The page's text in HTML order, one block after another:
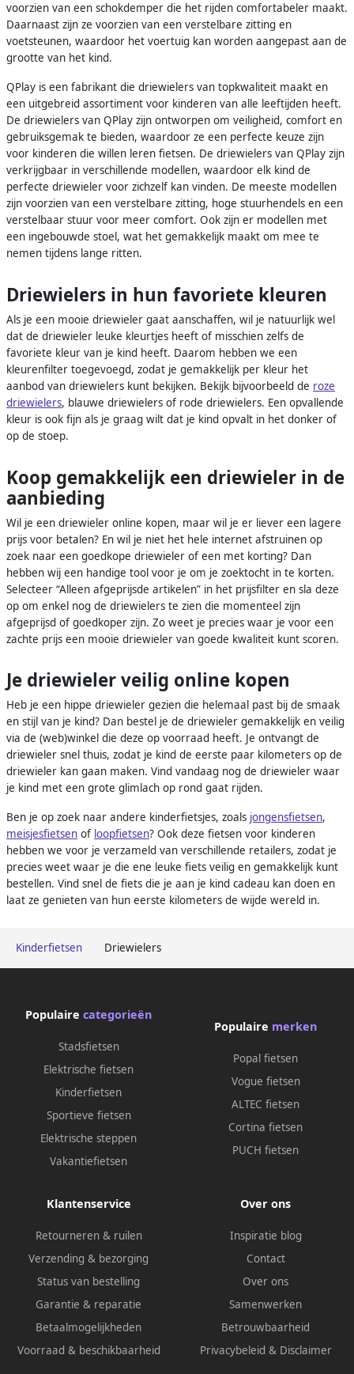
Kinderfietsen Driewielers
voorzien van een schokdemper die het rijden comfortabeler maakt.
Daarnaast zijn ze voorzien van een verstelbare zitting en
voetsteunen, waardoor het voertuig kan worden aangepast aan de
grootte van het kind.
QPlay is een fabrikant die driewielers van topkwaliteit maakt en
een uitgebreid assortiment voor kinderen van alle leeftijden heeft.
De driewielers van QPlay zijn ontworpen om veiligheid, comfort en
gebruiksgemak te bieden, waardoor ze een perfecte keuze zijn
voor kinderen die willen leren fietsen. De driewielers van QPlay zijn
verkrijgbaar in verschillende modellen, waardoor elk kind de
perfecte driewieler voor zichzelf kan vinden. De meeste modellen
zijn voorzien van een verstelbare zitting, hoge stuurhendels en een
verstelbaar stuur voor meer comfort. Ook zijn er modellen met
een ingebouwde stoel, wat het gemakkelijk maakt om mee te
nemen tijdens lange ritten.
Driewielers in hun favoriete kleuren
Als je een mooie driewieler gaat aanschaffen, wil je natuurlijk wel
dat de driewieler leuke kleurtjes heeft of misschien zelfs de
favoriete kleur van je kind heeft. Daarom hebben we een
kleurenfilter toegevoegd, zodat je gemakkelijk per kleur het
aanbod van driewielers kunt bekijken. Bekijk bijvoorbeeld de roze
driewielers, blauwe driewielers of rode driewielers. Een opvallende
kleur is ook fijn als je graag wilt dat je kind opvalt in het donker of
op de stoep.
Koop gemakkelijk een driewieler in de
aanbieding
Wil je een driewieler online kopen, maar wil je er liever een lagere
prijs voor betalen? En wil je niet het hele internet afstruinen op
zoek naar een goedkope driewieler of een met korting? Dan
hebben wij een handige tool voor je om je zoektocht in te korten.
Selecteer “Alleen afgeprijsde artikelen” in het prijsfilter en sla deze
op om enkel nog de driewielers te zien die momenteel zijn
afgeprijsd of goedkoper zijn. Zo weet je precies waar je voor een
zachte prijs een mooie driewieler van goede kwaliteit kunt scoren.
Je driewieler veilig online kopen
Heb je een hippe driewieler gezien die helemaal past bij de smaak
en stijl van je kind? Dan bestel je de driewieler gemakkelijk en veilig
via de (web)winkel die deze op voorraad heeft. Je ontvangt de
driewieler snel thuis, zodat je kind de eerste paar kilometers op de
driewieler kan gaan maken. Vind vandaag nog de driewieler waar
je kind met een grote glimlach op rond gaat rijden.
Ben je op zoek naar andere kinderfietsjes, zoals jongensfietsen,
meisjesfietsen of loopfietsen? Ook deze fietsen voor kinderen
hebben we voor je verzameld van verschillende retailers, zodat je
precies weet waar je die ene leuke fiets veilig en gemakkelijk kunt
bestellen. Vind snel de fiets die je aan je kind cadeau kan doen en
laat ze genieten van hun eerste kilometers de wijde wereld in.
Populaire categorieën
Stadsfietsen
Elektrische fietsen
Kinderfietsen
Sportieve fietsen
Elektrische steppen
Vakantiefietsen
Populaire merken
Popal fietsen
Vogue fietsen
ALTEC fietsen
Cortina fietsen
PUCH fietsen
Klantenservice
Retourneren & ruilen
Verzending & bezorging
Status van bestelling
Garantie & reparatie
Betaalmogelijkheden
Voorraad & beschikbaarheid
Over ons
Inspiratie blog
Contact
Over ons
Samenwerken
Betrouwbaarheid
Privacybeleid & Disclaimer